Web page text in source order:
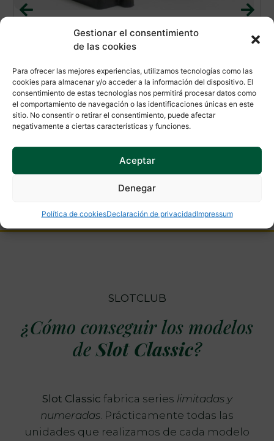
Gestionar el consentimiento
de las cookies
Para ofrecer las mejores experiencias, utilizamos tecnologías como las
cookies para almacenar y/o acceder a la información del dispositivo. El
consentimiento de estas tecnologías nos permitirá procesar datos como
el comportamiento de navegación o las identificaciones únicas en este
sitio. No consentir o retirar el consentimiento, puede afectar
negativamente a ciertas características y funciones.
Aceptar
Denegar
Política de cookiesDeclaración de privacidadImpressum
Slot Classic CJ-26 / C
Modelo LANCIA AURELIA "CARTOFFOLI"
Estado Agotado
SLOTCLUB
¿Cómo conseguir los modelos
de Slot Classic?
Slot Classic fabrica series limitadas y
numeradas . Prácticamente todas las
unidades que realizamos de cada modelo